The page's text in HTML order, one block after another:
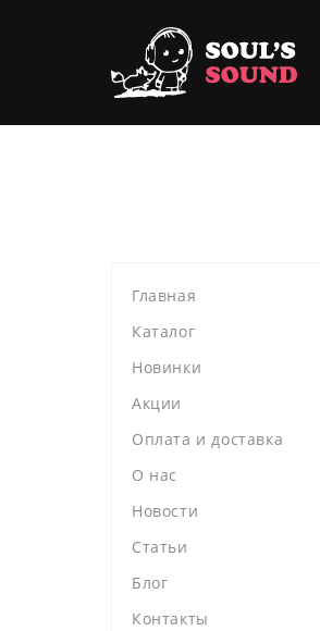
Главная
Каталог
Новинки
Акции
Оплата и доставка
О нас
Новости
Статьи
Блог
Контакты